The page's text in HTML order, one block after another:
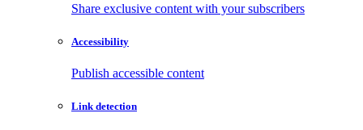
Share exclusive content with your subscribers
Accessibility
Publish accessible content
Link detection